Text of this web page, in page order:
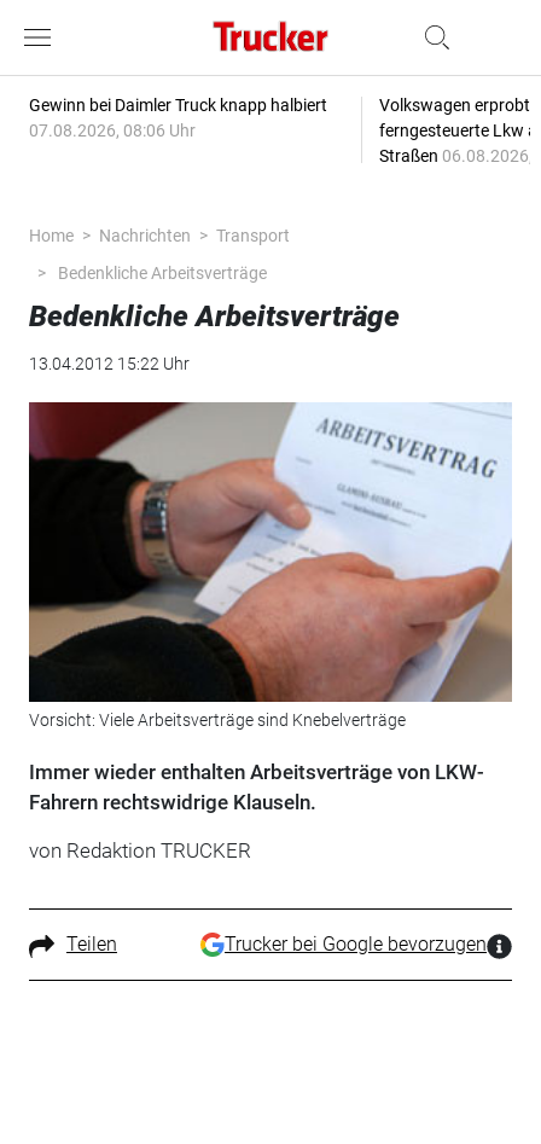
Gewinn bei Daimler Truck knapp halbiert
07.08.2026, 08:06 Uhr
Volkswagen erprobt
ferngesteuerte Lkw
Straßen 06.08.2026,
Home Nachrichten
Transport
Bedenkliche Arbeitsverträge
Bedenkliche Arbeitsverträge
13.04.2012 15:22 Uhr
Vorsicht: Viele Arbeitsverträge sind Knebelverträge
Immer wieder enthalten Arbeitsverträge von LKW-
Fahrern rechtswidrige Klauseln.
von Redaktion TRUCKER
Teilen Trucker bei Google bevorzugen